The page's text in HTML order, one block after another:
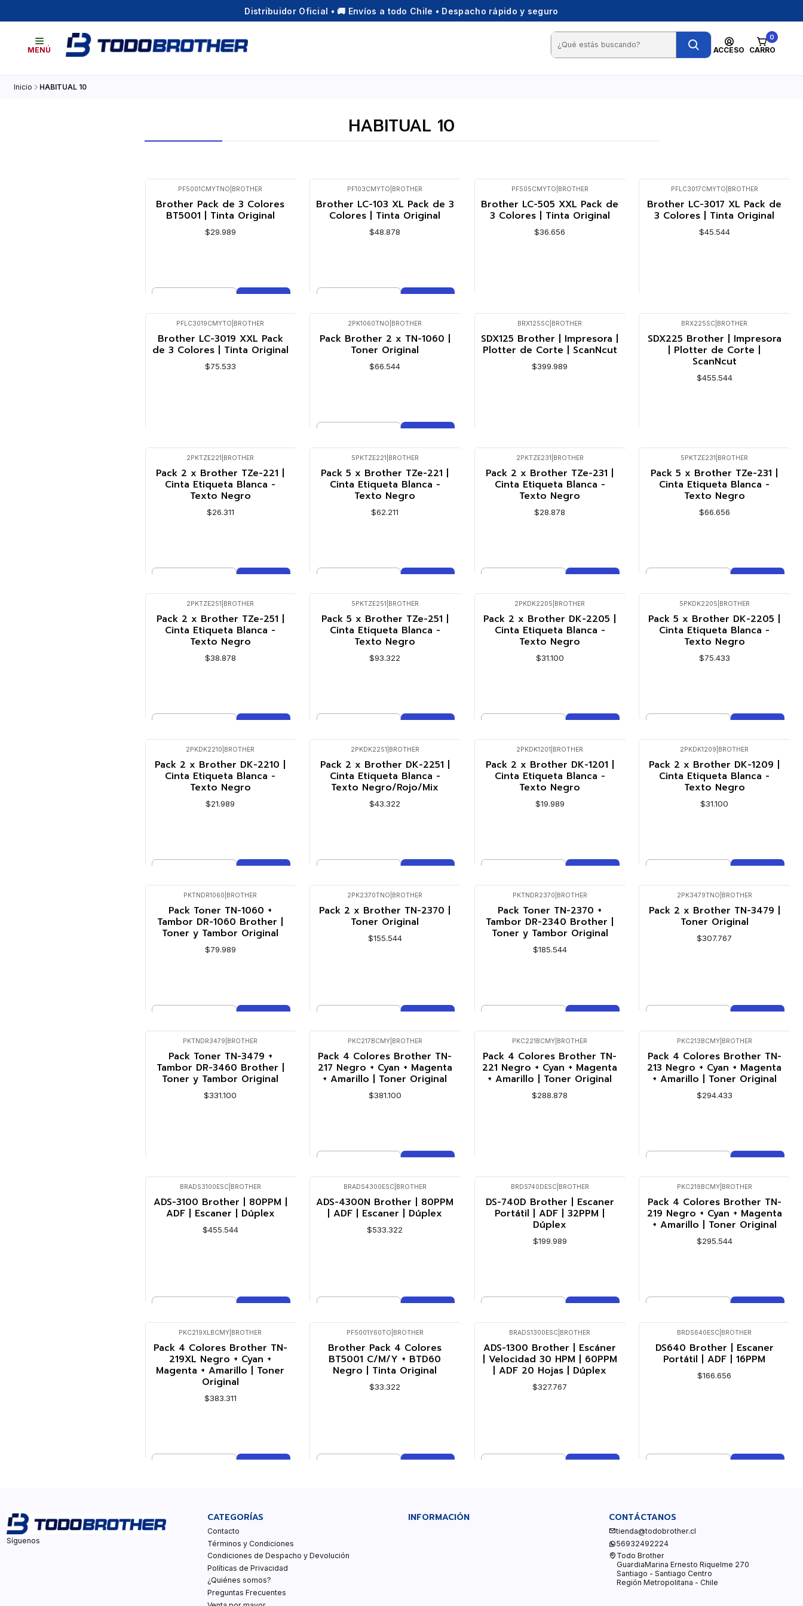
Distribuidor Oficial • 🚚 Envíos a todo Chile • Despacho rápido y seguro
MENÚ ACCESO
0
CARRO
Inicio HABITUAL 10
HABITUAL 10
PF5001CMYTNO BROTHER
Brother Pack de 3 Colores
BT5001 | Tinta Original
$29.989
Comprar ahora
PF103CMYTO BROTHER
Brother LC-103 XL Pack de 3
Colores | Tinta Original
$48.878
Comprar ahora
PF505CMYTO BROTHER
Brother LC-505 XXL Pack de
3 Colores | Tinta Original
$36.656
VER DETALLES
PFLC3017CMYTO BROTHER
Brother LC-3017 XL Pack de
3 Colores | Tinta Original
$45.544
VER DETALLES
PFLC3019CMYTO BROTHER
Brother LC-3019 XXL Pack
de 3 Colores | Tinta Original
$75.533
VER DETALLES
2PK1060TNO BROTHER
Pack Brother 2 x TN-1060 |
Toner Original
$66.544
Comprar ahora
BRX125SC BROTHER
SDX125 Brother | Impresora |
Plotter de Corte | ScanNcut
$399.989
VER DETALLES
BRX225SC BROTHER
SDX225 Brother | Impresora
| Plotter de Corte |
ScanNcut
$455.544
VER DETALLES
2PKTZE221 BROTHER
Pack 2 x Brother TZe-221 |
Cinta Etiqueta Blanca -
Texto Negro
$26.311
Comprar ahora
5PKTZE221 BROTHER
Pack 5 x Brother TZe-221 |
Cinta Etiqueta Blanca -
Texto Negro
$62.211
Comprar ahora
2PKTZE231 BROTHER
Pack 2 x Brother TZe-231 |
Cinta Etiqueta Blanca -
Texto Negro
$28.878
Comprar ahora
5PKTZE231 BROTHER
Pack 5 x Brother TZe-231 |
Cinta Etiqueta Blanca -
Texto Negro
$66.656
Comprar ahora
2PKTZE251 BROTHER
Pack 2 x Brother TZe-251 |
Cinta Etiqueta Blanca -
Texto Negro
$38.878
Comprar ahora
5PKTZE251 BROTHER
Pack 5 x Brother TZe-251 |
Cinta Etiqueta Blanca -
Texto Negro
$93.322
Comprar ahora
2PKDK2205 BROTHER
Pack 2 x Brother DK-2205 |
Cinta Etiqueta Blanca -
Texto Negro
$31.100
Comprar ahora
5PKDK2205 BROTHER
Pack 5 x Brother DK-2205 |
Cinta Etiqueta Blanca -
Texto Negro
$75.433
Comprar ahora
2PKDK2210 BROTHER
Pack 2 x Brother DK-2210 |
Cinta Etiqueta Blanca -
Texto Negro
$21.989
Comprar ahora
2PKDK2251 BROTHER
Pack 2 x Brother DK-2251 |
Cinta Etiqueta Blanca -
Texto Negro/Rojo/Mix
$43.322
Comprar ahora
2PKDK1201 BROTHER
Pack 2 x Brother DK-1201 |
Cinta Etiqueta Blanca -
Texto Negro
$19.989
Comprar ahora
2PKDK1209 BROTHER
Pack 2 x Brother DK-1209 |
Cinta Etiqueta Blanca -
Texto Negro
$31.100
Comprar ahora
PKTNDR1060 BROTHER
Pack Toner TN-1060 +
Tambor DR-1060 Brother |
Toner y Tambor Original
$79.989
Comprar ahora
2PK2370TNO BROTHER
Pack 2 x Brother TN-2370 |
Toner Original
$155.544
Comprar ahora
PKTNDR2370 BROTHER
Pack Toner TN-2370 +
Tambor DR-2340 Brother |
Toner y Tambor Original
$185.544
Comprar ahora
2PK3479TNO BROTHER
Pack 2 x Brother TN-3479 |
Toner Original
$307.767
Comprar ahora
PKTNDR3479 BROTHER
Pack Toner TN-3479 +
Tambor DR-3460 Brother |
Toner y Tambor Original
$331.100
VER DETALLES
PKC217BCMY| BROTHER
Pack 4 Colores Brother TN-
217 Negro + Cyan + Magenta
+ Amarillo | Toner Original
$381.100
Comprar ahora
PKC221BCMY BROTHER
Pack 4 Colores Brother TN-
221 Negro + Cyan + Magenta
+ Amarillo | Toner Original
$288.878
VER DETALLES
PKC213BCMY| BROTHER
Pack 4 Colores Brother TN-
213 Negro + Cyan + Magenta
+ Amarillo | Toner Original
$294.433
Comprar ahora
BRADS3100ESC| BROTHER
ADS-3100 Brother | 80PPM |
ADF | Escaner | Dúplex
$455.544
Comprar ahora
BRADS4300ESC| BROTHER
ADS-4300N Brother | 80PPM
| ADF | Escaner | Dúplex
$533.322
Comprar ahora
BRDS740DESC| BROTHER
DS-740D Brother | Escaner
Portátil | ADF | 32PPM |
Dúplex
$199.989
Comprar ahora
PKC219BCMY| BROTHER
Pack 4 Colores Brother TN-
219 Negro + Cyan + Magenta
+ Amarillo | Toner Original
$295.544
Comprar ahora
PKC219XLBCMY BROTHER
Pack 4 Colores Brother TN-
219XL Negro + Cyan +
Magenta + Amarillo | Toner
Original
$383.311
PF5001Y60TO BROTHER
Brother Pack 4 Colores
BT5001 C/M/Y + BTD60
Negro | Tinta Original
$33.322
BRADS1300ESC BROTHER
ADS-1300 Brother | Escáner
| Velocidad 30 HPM | 60PPM
| ADF 20 Hojas | Dúplex
$327.767
BRDS640ESC BROTHER
DS640 Brother | Escaner
Portátil | ADF | 16PPM
$166.656
Síguenos
CATEGORÍAS
Contacto
Términos y Condiciones
Condiciones de Despacho y Devolución
Políticas de Privacidad
¿Quiénes somos?
Preguntas Frecuentes
INFORMACIÓN CONTÁCTANOS
tienda@todobrother.cl
56932492224
Todo Brother
GuardiaMarina Ernesto Riquelme 270
Santiago - Santiago Centro
Región Metropolitana - Chile